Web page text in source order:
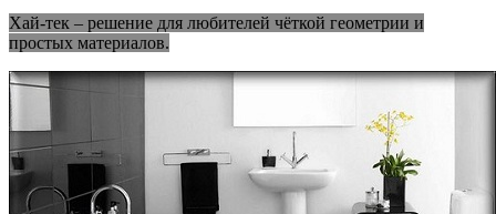
Хай-тек – решение для любителей чёткой геометрии и
простых материалов.